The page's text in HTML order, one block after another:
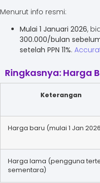
Menurut info resmi:
Mulai 1 Januari 2026,
300.000/bulan
setelah PPN 11%.
Ringkasnya: Harga
Keterangan
Harga baru (mulai 1 Jan
Harga lama (pengguna
sementara)